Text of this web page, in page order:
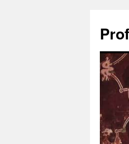
conteúdo